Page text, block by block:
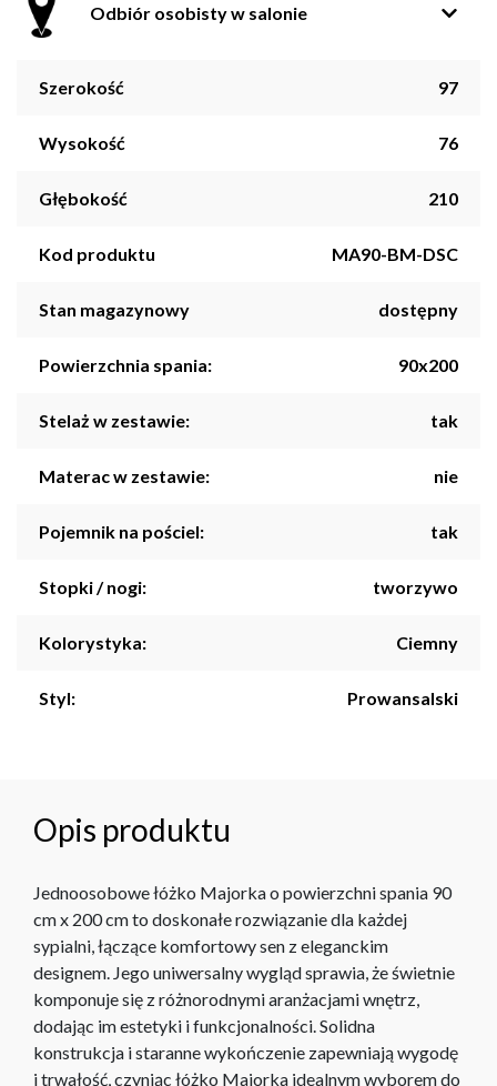
Odbiór osobisty w salonie
Szerokość 97
Wysokość 76
Głębokość 210
Kod produktu MA90-BM-DSC
Stan magazynowy dostępny
Powierzchnia spania: 90x200
Stelaż w zestawie: tak
Materac w zestawie: nie
Pojemnik na pościel: tak
Stopki / nogi: tworzywo
Kolorystyka: Ciemny
Styl: Prowansalski
Opis produktu
Jednoosobowe łóżko Majorka o powierzchni spania 90
cm x 200 cm to doskonałe rozwiązanie dla każdej
sypialni, łączące komfortowy sen z eleganckim
designem. Jego uniwersalny wygląd sprawia, że świetnie
komponuje się z różnorodnymi aranżacjami wnętrz,
dodając im estetyki i funkcjonalności. Solidna
konstrukcja i staranne wykończenie zapewniają wygodę
i trwałość, czyniąc łóżko Majorka idealnym wyborem do